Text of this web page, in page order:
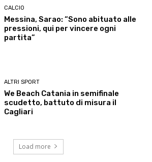
CALCIO
Messina, Sarao: “Sono abituato alle
pressioni, qui per vincere ogni
partita”
ALTRI SPORT
We Beach Catania in semifinale
scudetto, battuto di misura il
Cagliari
Load more